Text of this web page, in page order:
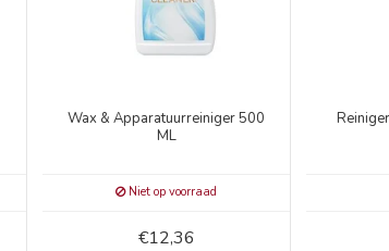
Wax & Apparatuurreiniger 500
ML
Niet op voorraad
€12,36